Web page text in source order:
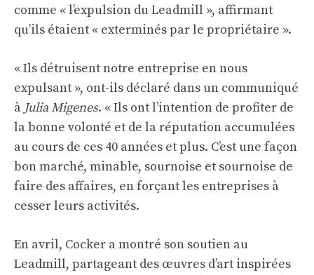
comme « l’expulsion du Leadmill », affirmant
qu’ils étaient « exterminés par le propriétaire ».
« Ils détruisent notre entreprise en nous
expulsant », ont-ils déclaré dans un communiqué
à Julia Migenes. « Ils ont l’intention de profiter de
la bonne volonté et de la réputation accumulées
au cours de ces 40 années et plus. C’est une façon
bon marché, minable, sournoise et sournoise de
faire des affaires, en forçant les entreprises à
cesser leurs activités.
En avril, Cocker a montré son soutien au
Leadmill, partageant des œuvres d’art inspirées